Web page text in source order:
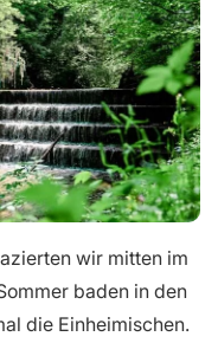
wir mitten im
baden in den
die Einheimischen.